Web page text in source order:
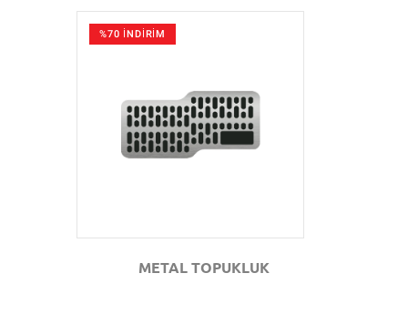
%70 İNDİRİM
GÖZAT
METAL TOPUKLUK